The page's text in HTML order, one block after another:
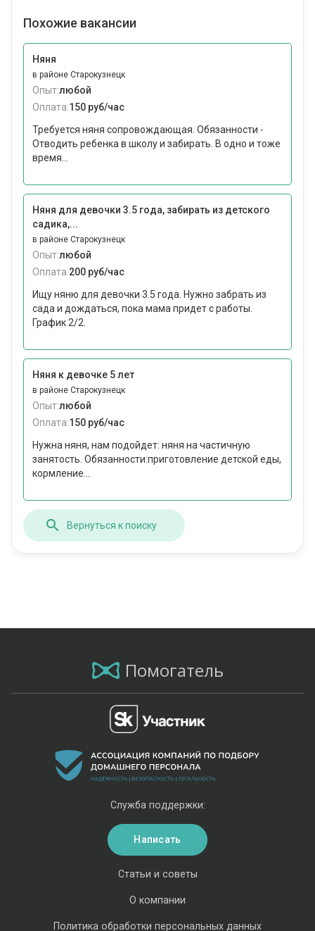
Похожие вакансии
Няня
в районе Старокузнецк
Опыт:любой
Оплата:150 руб/час
Требуется няня сопровождающая. Обязанности -
Отводить ребенка в школу и забирать. В одно и тоже
время...
Няня для девочки 3.5 года, забирать из детского
садика,...
в районе Старокузнецк
Опыт:любой
Оплата:200 руб/час
Ищу няню для девочки 3.5 года. Нужно забрать из
сада и дождаться, пока мама придет с работы.
График 2/2.
Няня к девочке 5 лет
в районе Старокузнецк
Опыт:любой
Оплата:150 руб/час
Нужна няня, нам подойдет: няня на частичную
занятость. Обязанности:приготовление детской еды,
кормление...
Вернуться к поиску
Помогатель
Статьи и советы
О компании
Политика обработки персональных данных
Служба поддержки:
Написать